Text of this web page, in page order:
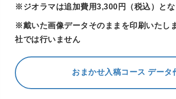
※ジオラマは追加費用3,300円（税込）と
※戴いた画像データそのままを印刷いたし
社では行いません
おまかせ入稿コース データ